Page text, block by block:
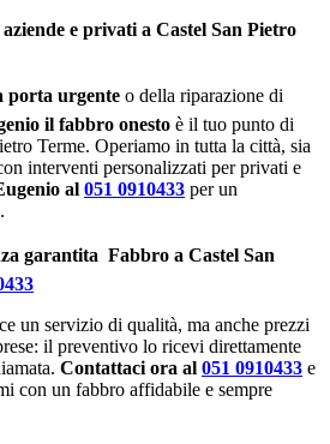
e privati a Castel San Pietro
porta urgente o della riparazione di
il fabbro onesto è il tuo punto di
Terme. Operiamo in tutta la città, sia
interventi personalizzati per privati e
al 051 0910433 per un
garantita  Fabbro a Castel San
un servizio di qualità, ma anche prezzi
il preventivo lo ricevi direttamente
Contattaci ora al 051 0910433 e
con un fabbro affidabile e sempre